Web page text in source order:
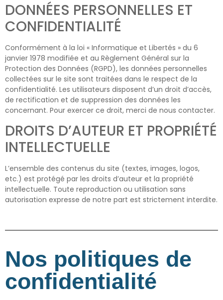
DONNÉES PERSONNELLES ET
CONFIDENTIALITÉ
Conformément à la loi « Informatique et Libertés » du 6
janvier 1978 modifiée et au Règlement Général sur la
Protection des Données (RGPD), les données personnelles
collectées sur le site sont traitées dans le respect de la
confidentialité. Les utilisateurs disposent d’un droit d’accès,
de rectification et de suppression des données les
concernant. Pour exercer ce droit, merci de nous contacter.
DROITS D’AUTEUR ET PROPRIÉTÉ
INTELLECTUELLE
L’ensemble des contenus du site (textes, images, logos,
etc.) est protégé par les droits d’auteur et la propriété
intellectuelle. Toute reproduction ou utilisation sans
autorisation expresse de notre part est strictement interdite.
Nos politiques de
confidentialité